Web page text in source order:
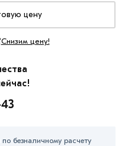
цену
Снизим цену!
безналичному расчету